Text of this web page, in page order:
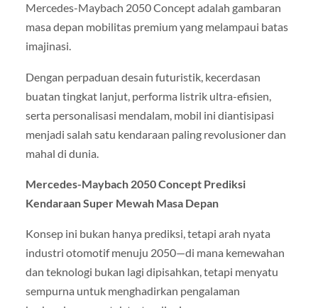
Mercedes-Maybach 2050 Concept adalah gambaran
masa depan mobilitas premium yang melampaui batas
imajinasi.
Dengan perpaduan desain futuristik, kecerdasan
buatan tingkat lanjut, performa listrik ultra-efisien,
serta personalisasi mendalam, mobil ini diantisipasi
menjadi salah satu kendaraan paling revolusioner dan
mahal di dunia.
Mercedes-Maybach 2050 Concept Prediksi
Kendaraan Super Mewah Masa Depan
Konsep ini bukan hanya prediksi, tetapi arah nyata
industri otomotif menuju 2050—di mana kemewahan
dan teknologi bukan lagi dipisahkan, tetapi menyatu
sempurna untuk menghadirkan pengalaman